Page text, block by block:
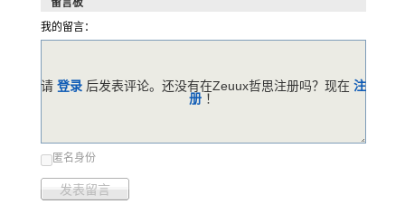
留言板
我的留言：
匿名身份
发表留言
请 登录 后发表评论。还没有在Zeuux哲思注册吗？现在 注
册 ！